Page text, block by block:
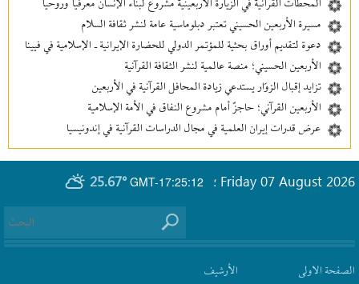
المحطات القرآنية في الزيارة الأربعينية مشروع لبناء الإنسان معرفیاً وروحياً
مسيرة الأربعين الحسيني تعتبر دبلوماسية عامة لنشر ثقافة السلام
دعوة لتقديم أوراق بحثية للمؤتمر الدولي للحضارة الإيرانية ـ الإسلامية في فيينا
الأربعين الحسيني؛ منصة عالمية لنشر الثقافة القرآنية
تزايد إقبال الزوّار يستدعي زيادة المحافل القرآنية في الأربعين
الأربعين القرآني؛ حاجزٌ أمام مشروع النفاق في الأمة الإسلامية
عرض قدرات إيران العلمية في مجال الدراسات القرآنية في إندونيسيا
GMT-17:25:12
25.67° Friday 07 August 2026 ؛
الصفحة الاولى الأرشیف